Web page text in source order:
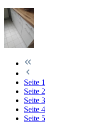
Seite 1
Seite 2
Seite 3
Seite 4
Seite 5